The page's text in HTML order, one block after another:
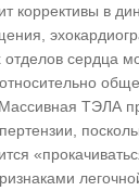
коррективы в
сердца
Массивная ТЭЛА